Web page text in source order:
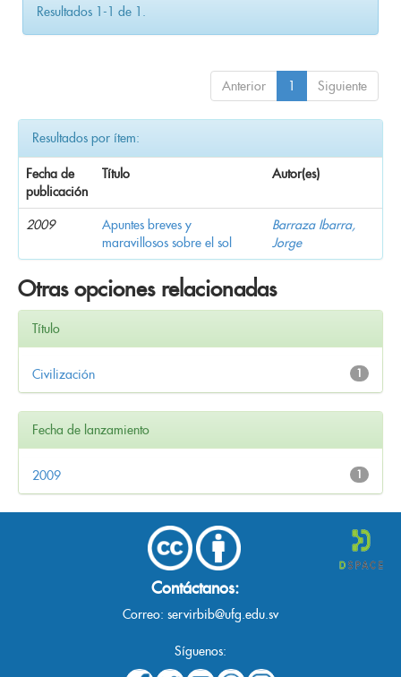
Resultados 1-1 de 1.
Anterior 1 Siguiente
Resultados por ítem:
Fecha de
publicación
Título Autor(es)
2009
Apuntes breves y
maravillosos sobre el sol
Barraza Ibarra,
Jorge
Otras opciones relacionadas
Título
1
Civilización
Fecha de lanzamiento
1
2009
Contáctanos:
Correo: servirbib@ufg.edu.sv
Síguenos: